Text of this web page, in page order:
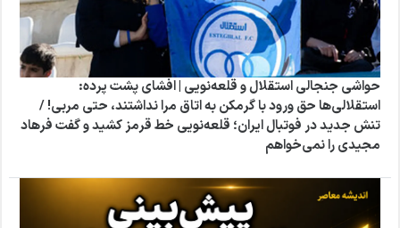
حواشی جنجالی استقلال و قلعه‌نویی | افشای پشت پرده:
استقلالی‌ها حق ورود با گرمکن به اتاق مرا نداشتند، حتی مربی! /
تنش جدید در فوتبال ایران؛ قلعه‌نویی خط قرمز کشید و گفت فرهاد
مجیدی را نمی‌خواهم